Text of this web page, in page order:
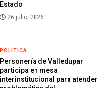
Estado
26 julio, 2026
POLITICA
Personería de Valledupar
participa en mesa
interinstitucional para atender